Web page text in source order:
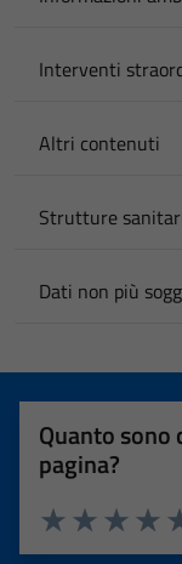
Interventi
Altri contenuti
Strutture
Dati non più
Quanto sono
pagina?
Valuta 3
Valuta 2
Valuta 1 stelle